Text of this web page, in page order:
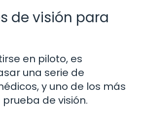
de visión para
en piloto, es
una serie de
y uno de los más
de visión.